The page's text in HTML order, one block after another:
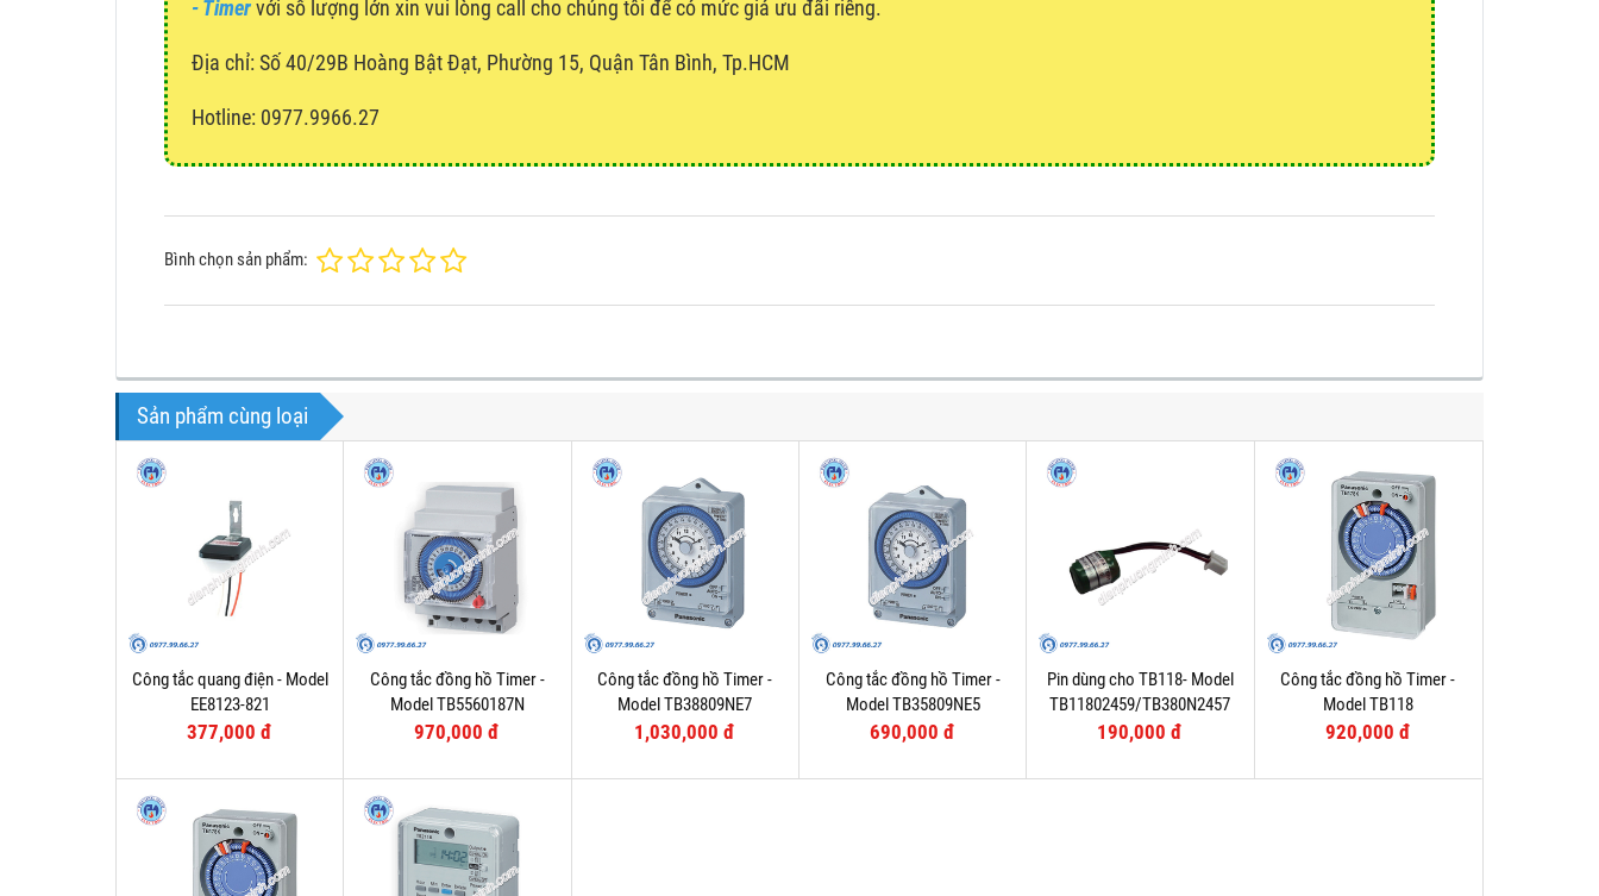
- Timervới số lượng lớn xin vui lòng call cho chúng tôi để có mức giá ưu đãi riêng.
Địa chỉ: Số 40/29B Hoàng Bật Đạt, Phường 15, Quận Tân Bình, Tp.HCM
Hotline: 0977.9966.27
Bình chọn sản phẩm:
Sản phẩm cùng loại
Công tắc quang điện - Model
EE8123-821
377,000 đ
Công tắc đồng hồ Timer -
Model TB5560187N
970,000 đ
Công tắc đồng hồ Timer -
Model TB38809NE7
1,030,000 đ
Công tắc đồng hồ Timer -
Model TB35809NE5
690,000 đ
Pin dùng cho TB118- Model
TB11802459/TB380N2457
190,000 đ
Công tắc đồng hồ Timer -
Model TB118
920,000 đ